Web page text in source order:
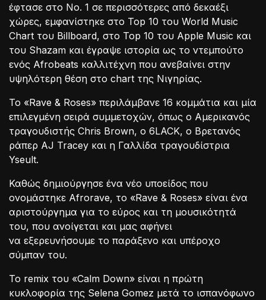
έφτασε στο Νο. 1 σε περισσότερες από δεκαέξι
χώρες, εμφανίστηκε στο Top 10 του World Music
Chart του Billboard, στο Top 10 του Apple Music και
του Shazam και έγραψε ιστορία ως το ντεμπούτο
ενός Afrobeats καλλιτέχνη που ανεβαίνει στην
υψηλότερη θέση στο chart της Νιγηρίας.
Το «Rave & Roses» περιλάμβανε 16 κομμάτια και μία
επιλεγμένη σειρά συμμετοχών, όπως ο Αμερικανός
τραγουδιστής Chris Brown, ο 6LACK, ο Βρετανός
ράπερ AJ Tracey και η Γαλλίδα τραγουδίστρια
Yseult.
Καθώς δημιούργησε ένα νέο υποείδος που
ονομάστηκε Afrorave, το «Rave & Roses» είναι ένα
αριστούργημα για το εύρος και τη μουσικότητά
του, που ανοίγεται και μας αφήνει
να εξερευνήσουμε το παράξενο και υπέροχο
σύμπαν του.
To remix του «Calm Down» είναι η πρώτη
κυκλοφορία της Selena Gomez μετά το ισπανόφωνο